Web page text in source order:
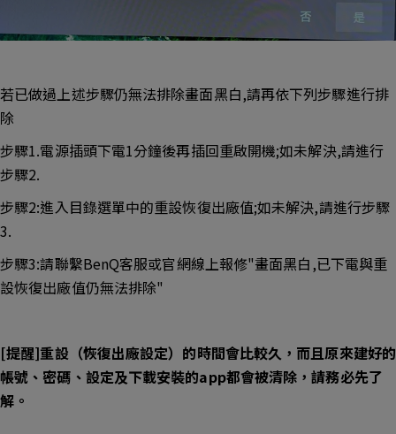
若已做過上述步驟仍無法排除畫面黑白,請再依下列步驟進行排
除
步驟1.電源插頭下電1分鐘後再插回重啟開機;如未解決,請進行
步驟2.
步驟2:進入目錄選單中的重設恢復出廠值;如未解決,請進行步驟
3.
步驟3:請聯繫BenQ客服或官網線上報修"畫面黑白,已下電與重
設恢復出廠值仍無法排除"
[提醒]重設（恢復出廠設定）的時間會比較久，而且原來建好的
帳號、密碼、設定及下載安裝的app都會被清除，請務必先了
解。